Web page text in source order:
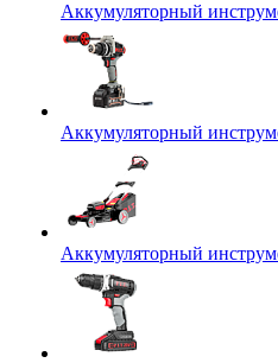
Аккумуляторный
Аккумуляторный
Аккумуляторный